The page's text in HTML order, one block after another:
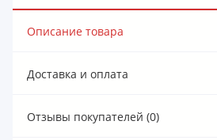
Описание товара
Доставка и оплата
Отзывы покупателей (0)